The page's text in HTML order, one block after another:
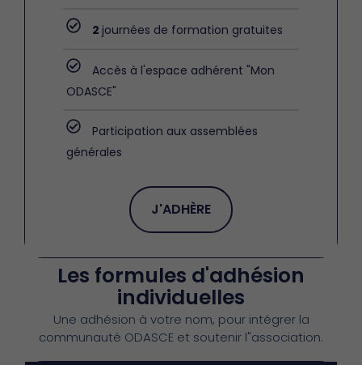
2 journées de formation gratuites
Accès à l'espace adhérent "Mon
ODASCE"
Participation aux assemblées
générales
J'ADHÈRE
Les formules d'adhésion
individuelles
Une adhésion à votre nom, pour intégrer la
communauté ODASCE et soutenir l"association.